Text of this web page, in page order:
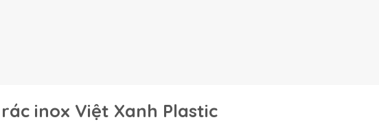
inox Việt Xanh Plastic